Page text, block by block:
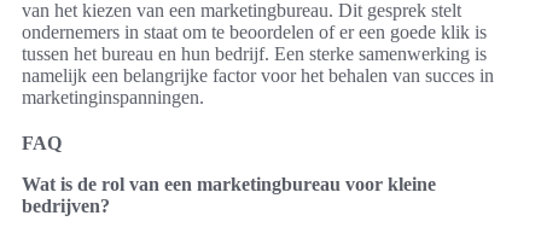
van het kiezen van een marketingbureau. Dit gesprek stelt
ondernemers in staat om te beoordelen of er een goede klik is
tussen het bureau en hun bedrijf. Een sterke samenwerking is
namelijk een belangrijke factor voor het behalen van succes in
marketinginspanningen.
FAQ
Wat is de rol van een marketingbureau voor kleine
bedrijven?